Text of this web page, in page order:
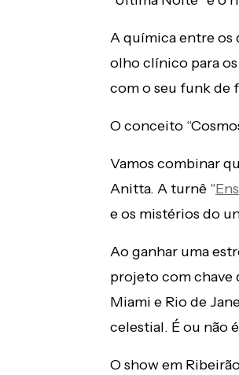
A química entre os
olho clínico para
com o seu funk de
O conceito
Vamos combinar
Anitta. A turnê “
e os mistérios do
Ao ganhar uma
projeto com chave
Miami e Rio de
celestial. É ou não
O show em